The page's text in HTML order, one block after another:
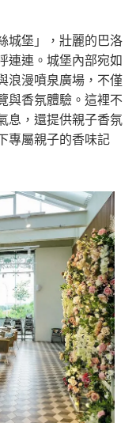
城堡」，壯麗的巴洛
連連。城堡內部宛如
浪漫噴泉廣場，不僅
與香氛體驗。這裡不
息，還提供親子香氛
專屬親子的香味記